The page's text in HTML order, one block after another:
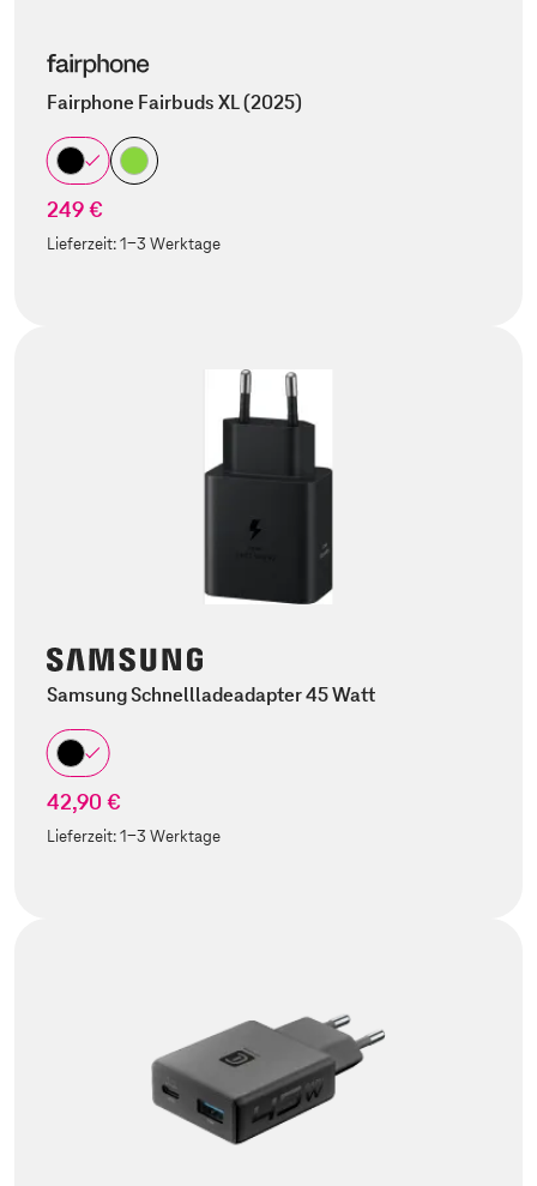
Fairphone Fairbuds XL (2025)
249 €
Lieferzeit:1-3 Werktage
Samsung Schnellladeadapter 45 Watt
42,90 €
Lieferzeit:1-3 Werktage